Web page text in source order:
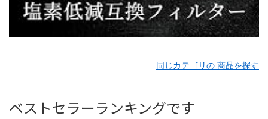
同じカテゴリの 商品を探す
ベストセラーランキングです